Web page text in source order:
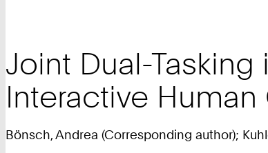
Joint Dual-
Interactive Human
Bönsch, Andrea (Corresponding author);